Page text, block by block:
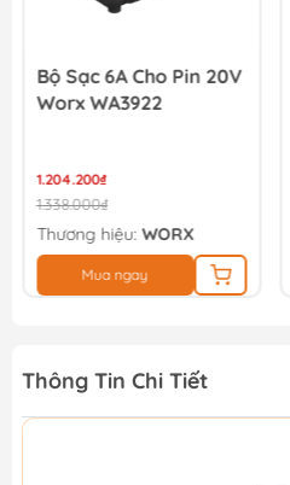
Bộ Sạc 6A Cho Pin 20V
Worx WA3922
1.204.200₫
1.338.000₫
Thương hiệu: WORX
Mua ngay
Thông Tin Chi Tiết